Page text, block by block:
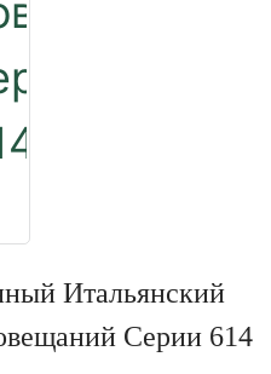
Итальянский
Серии 614